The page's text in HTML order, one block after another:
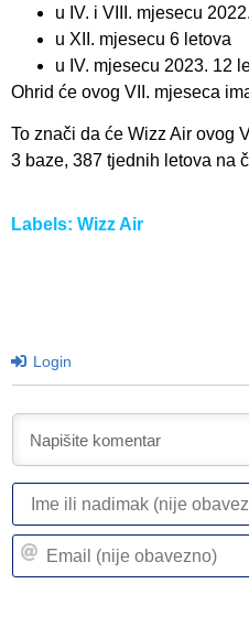
u IV. i VIII. mjesecu
u XII. mjesecu 6 letova
u IV. mjesecu 2023. 12
Ohrid će ovog VII. mjeseca
To znači da će Wizz Air ovog
3 baze, 387 tjednih letova na
Labels: Wizz Air
Login